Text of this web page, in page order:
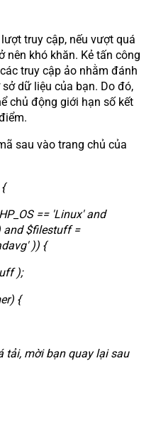
truy cập, nếu vượt quá
nên khó khăn. Kẻ tấn công
truy cập ảo nhằm đánh
dữ liệu của bạn. Do đó,
chủ động giới hạn số kết
sau vào trang chủ của
== 'Linux' and
and $filestuff =
)) {
);
{
tải, mời bạn quay lại sau